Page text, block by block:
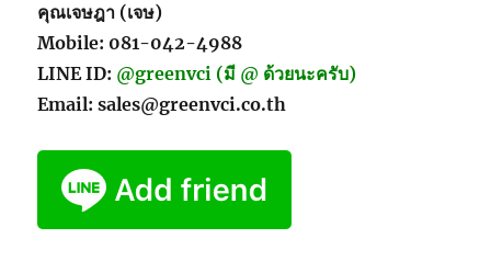
คุณเจษฎา (เจษ)
Mobile: 081-042-4988
LINE ID: @greenvci (มี @ ด้วยนะครับ)
Email: sales@greenvci.co.th